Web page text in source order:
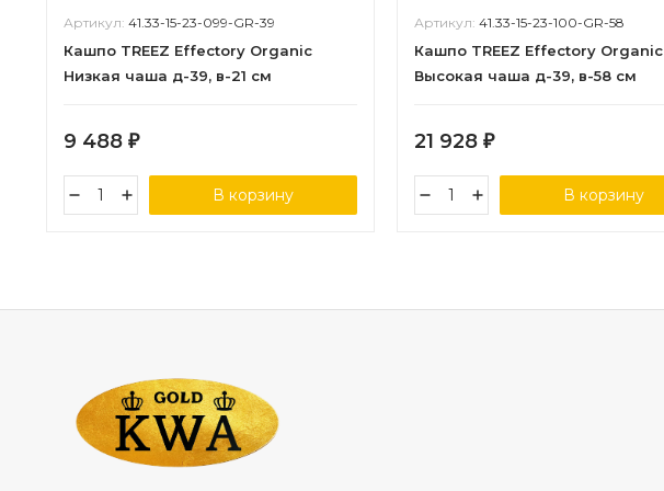
Артикул: 41.33-15-23-099-GR-39
Кашпо TREEZ Effectory Organic
Низкая чаша д-39, в-21 см
9 488 ₽
В корзину
Артикул: 41.33-15-23-100-GR-58
Кашпо TREEZ Effectory Organic
Высокая чаша д-39, в-58 см
21 928 ₽
В корзину